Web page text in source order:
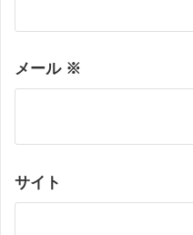
メール ※
サイト